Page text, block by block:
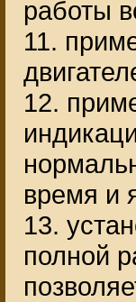
работы
11.
12.
время и
13.
полной